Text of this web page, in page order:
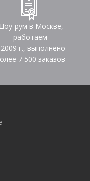
рум в Москве,
работаем
2009 г., выполнено
7 500 заказов